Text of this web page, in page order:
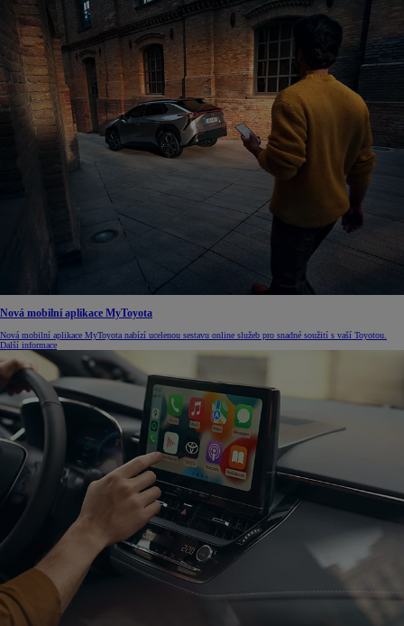
Nová mobilní aplikace MyToyota
Nová mobilní aplikace MyToyota nabízí ucelenou sestavu online služeb pro snadné soužití s vaší Toyotou.
Další informace